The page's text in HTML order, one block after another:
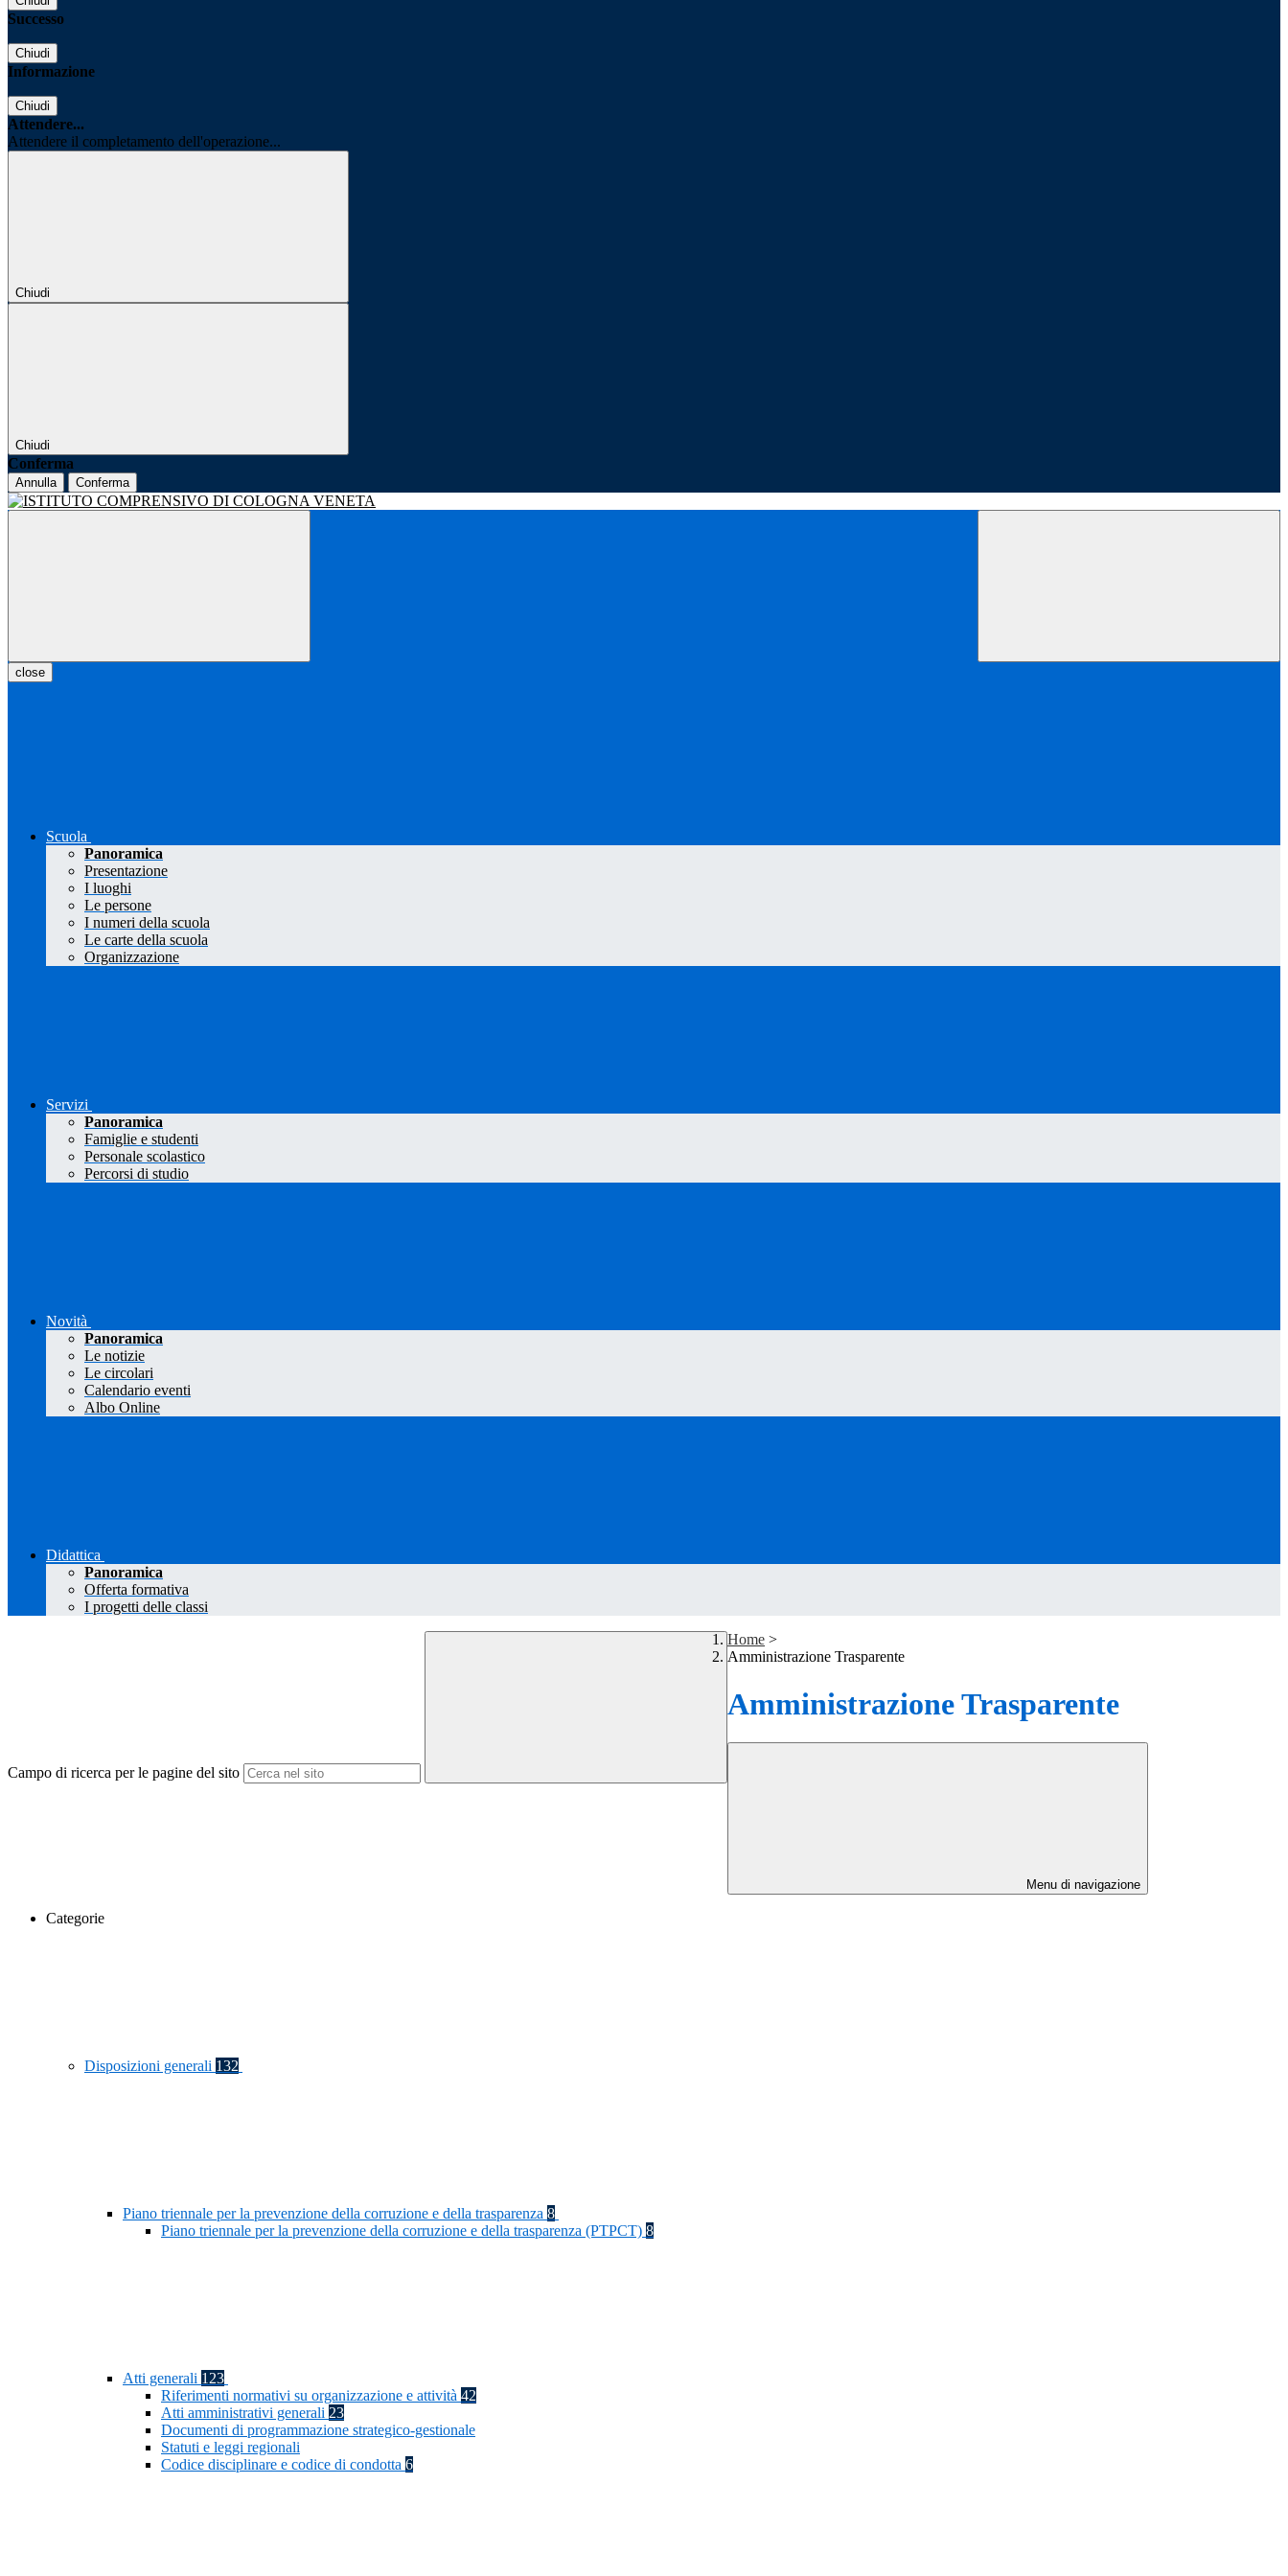
Successo
Chiudi
Informazione
Chiudi
Attendere...
Attendere il completamento dell'operazione...
Chiudi
Chiudi
Conferma
Annulla Conferma
close
Scuola
Panoramica
Presentazione
I luoghi
Le persone
I numeri della scuola
Le carte della scuola
Organizzazione
Servizi
Panoramica
Famiglie e studenti
Personale scolastico
Percorsi di studio
Novità
Panoramica
Le notizie
Le circolari
Calendario eventi
Albo Online
Didattica
Panoramica
Offerta formativa
I progetti delle classi
Campo di ricerca per le pagine del sito
Home >
Amministrazione Trasparente
Amministrazione Trasparente
Menu di navigazione
Categorie
Disposizioni generali 132
Piano triennale per la prevenzione della corruzione e della trasparenza 8
Piano triennale per la prevenzione della corruzione e della trasparenza (PTPCT) 8
Atti generali 123
Riferimenti normativi su organizzazione e attività 42
Atti amministrativi generali 23
Documenti di programmazione strategico-gestionale
Statuti e leggi regionali
Codice disciplinare e codice di condotta 6